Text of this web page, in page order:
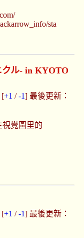
sta
クル- in KYOTO
[+1 /-1] 最後更新：
視覺圖里的
[+1 /-1] 最後更新：